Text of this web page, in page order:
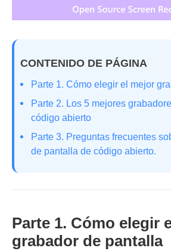
CONTENIDO DE PÁGINA
Parte 1. Cómo elegir el mejor
Parte 2. Los 5 mejores
código abierto
Parte 3. Preguntas frecuentes
de pantalla de código abierto.
Parte 1. Cómo elegir
grabador de pantalla